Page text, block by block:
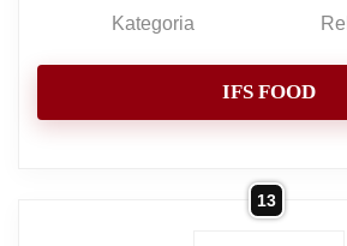
Kategoria
IFS FOOD
13